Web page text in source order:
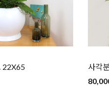
22X65
사각